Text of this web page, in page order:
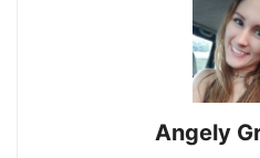
Angely